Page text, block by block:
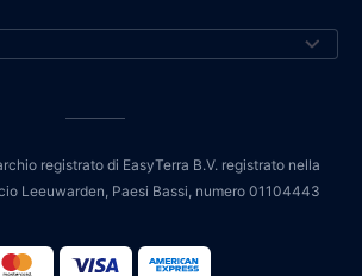
registrato di EasyTerra B.V. registrato nella
Leeuwarden, Paesi Bassi, numero 01104443